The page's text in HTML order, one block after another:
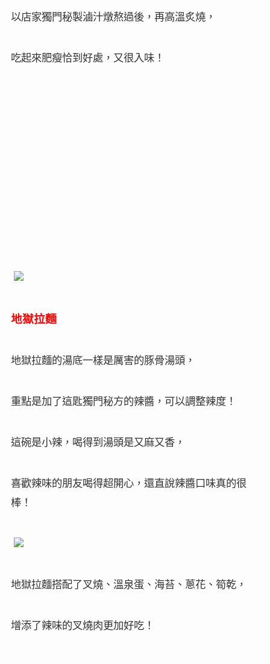
以店家獨門秘製滷汁燉熬過後，再高溫炙燒，
吃起來肥瘦恰到好處，又很入味！
地獄拉麵
地獄拉麵的湯底一樣是厲害的豚骨湯頭，
重點是加了這匙獨門秘方的辣醬，可以調整辣度！
這碗是小辣，喝得到湯頭是又麻又香，
喜歡辣味的朋友喝得超開心，還直說辣醬口味真的很
棒！
地獄拉麵搭配了叉燒、溫泉蛋、海苔、蔥花、筍乾，
增添了辣味的叉燒肉更加好吃！